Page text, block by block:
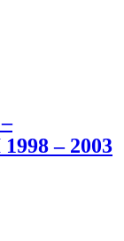
– 2003